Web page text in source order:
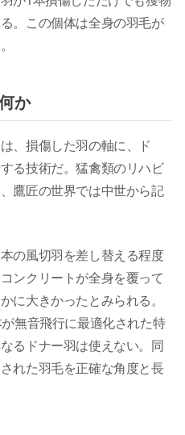
。この個体は全身の羽毛が
か
、損傷した羽の軸に、ド
る技術だ。猛禽類のリハビ
鷹匠の世界では中世から記
の風切羽を差し替える程度
ンクリートが全身を覆って
に大きかったとみられる。
無音飛行に最適化された特
るドナー羽は使えない。同
れた羽毛を正確な角度と長